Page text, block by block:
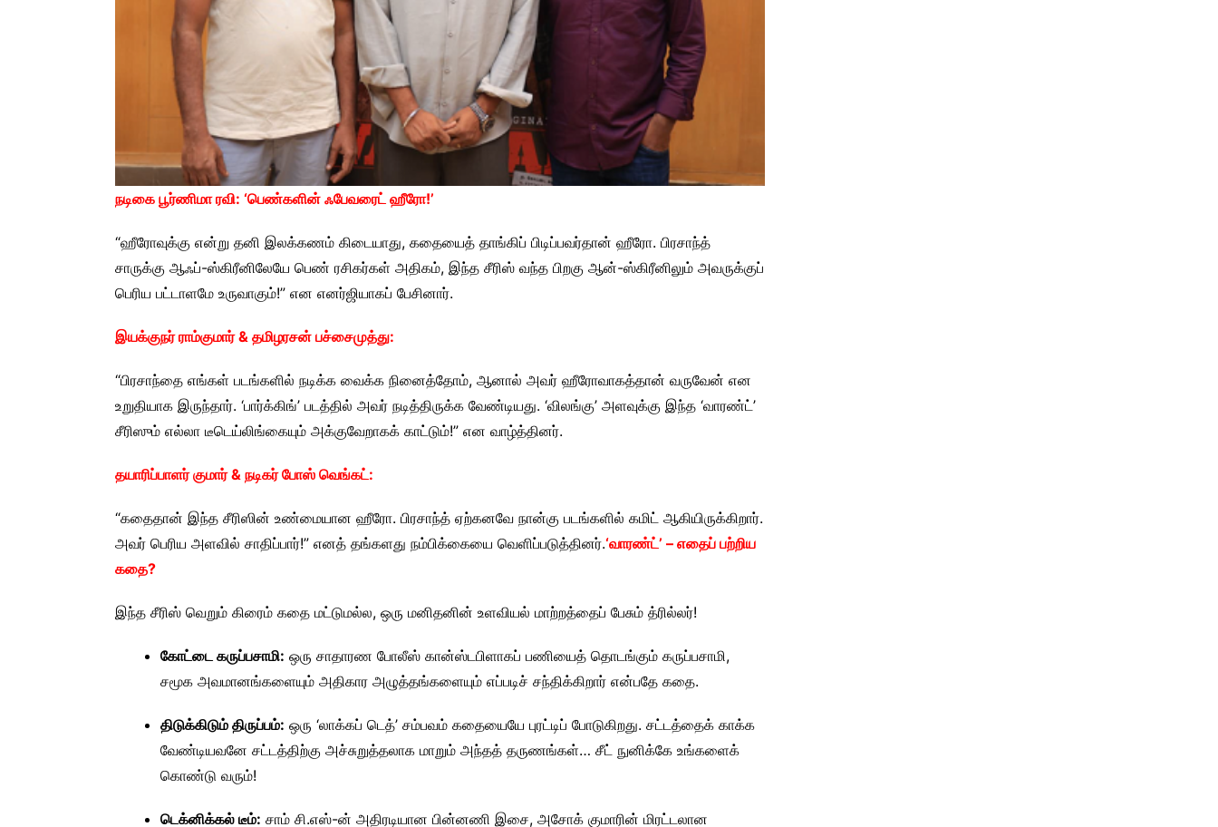
நடிகை பூர்ணிமா ரவி: ‘பெண்களின் ஃபேவரைட் ஹீரோ!’
“ஹீரோவுக்கு என்று தனி இலக்கணம் கிடையாது, கதையைத் தாங்கிப் பிடிப்பவர்தான் ஹீரோ. பிரசாந்த்
சாருக்கு ஆஃப்-ஸ்கிரீனிலேயே பெண் ரசிகர்கள் அதிகம், இந்த சீரிஸ் வந்த பிறகு ஆன்-ஸ்கிரீனிலும் அவருக்குப்
பெரிய பட்டாளமே உருவாகும்!” என எனர்ஜியாகப் பேசினார்.
இயக்குநர் ராம்குமார் & தமிழரசன் பச்சைமுத்து:
“பிரசாந்தை எங்கள் படங்களில் நடிக்க வைக்க நினைத்தோம், ஆனால் அவர் ஹீரோவாகத்தான் வருவேன் என
உறுதியாக இருந்தார். ‘பார்க்கிங்’ படத்தில் அவர் நடித்திருக்க வேண்டியது. ‘விலங்கு’ அளவுக்கு இந்த ‘வாரண்ட்’
சீரிஸும் எல்லா டீடெய்லிங்கையும் அக்குவேறாகக் காட்டும்!” என வாழ்த்தினர்.
தயாரிப்பாளர் குமார் & நடிகர் போஸ் வெங்கட்:
“கதைதான் இந்த சீரிஸின் உண்மையான ஹீரோ. பிரசாந்த் ஏற்கனவே நான்கு படங்களில் கமிட் ஆகியிருக்கிறார்.
அவர் பெரிய அளவில் சாதிப்பார்!” எனத் தங்களது நம்பிக்கையை வெளிப்படுத்தினர்.‘வாரண்ட்’ – எதைப் பற்றிய
கதை?
இந்த சீரிஸ் வெறும் கிரைம் கதை மட்டுமல்ல, ஒரு மனிதனின் உளவியல் மாற்றத்தைப் பேசும் த்ரில்லர்!
கோட்டை கருப்பசாமி: ஒரு சாதாரண போலீஸ் கான்ஸ்டபிளாகப் பணியைத் தொடங்கும் கருப்பசாமி,
சமூக அவமானங்களையும் அதிகார அழுத்தங்களையும் எப்படிச் சந்திக்கிறார் என்பதே கதை.
திடுக்கிடும் திருப்பம்: ஒரு ‘லாக்கப் டெத்’ சம்பவம் கதையையே புரட்டிப் போடுகிறது. சட்டத்தைக் காக்க
வேண்டியவனே சட்டத்திற்கு அச்சுறுத்தலாக மாறும் அந்தத் தருணங்கள்… சீட் நுனிக்கே உங்களைக்
கொண்டு வரும்!
டெக்னிக்கல் டீம்: சாம் சி.எஸ்-ன் அதிரடியான பின்னணி இசை, அசோக் குமாரின் மிரட்டலான